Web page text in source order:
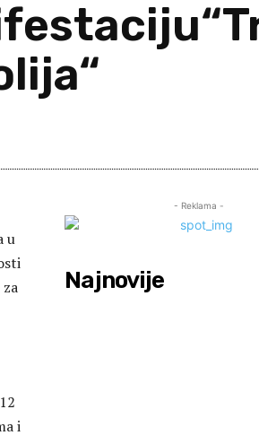
u
i
- Reklama -
Najnovije